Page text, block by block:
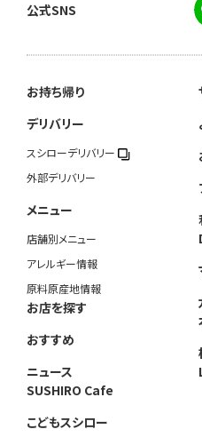
公式SNS
お持ち帰り
デリバリー
スシローデリバリー
外部デリバリー
メニュー
店舗別メニュー
アレルギー情報
原料原産地情報
お店を探す
おすすめ
ニュース
SUSHIRO Cafe
こどもスシロー